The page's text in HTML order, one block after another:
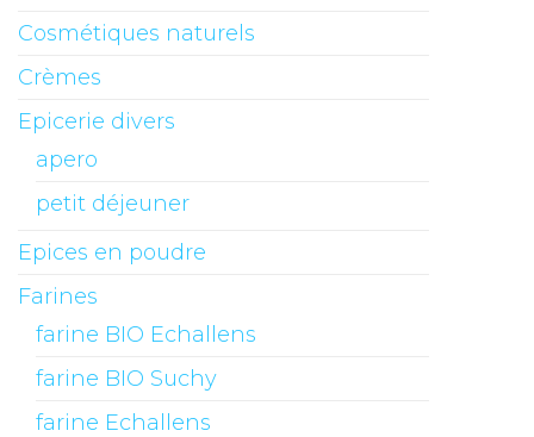
Cosmétiques naturels
Crèmes
Epicerie divers
apero
petit déjeuner
Epices en poudre
Farines
farine BIO Echallens
farine BIO Suchy
farine Echallens